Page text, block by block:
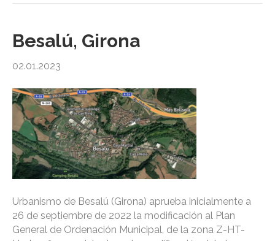
Besalú, Girona
02.01.2023
Urbanismo de Besalú (Girona) aprueba inicialmente a
26 de septiembre de 2022 la modificación al Plan
General de Ordenación Municipal, de la zona Z-HT-